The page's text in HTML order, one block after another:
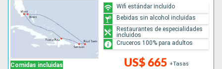
Comidas incluidas US$ 665 +Tasas
Wifi estándar incluido
Bebidas sin alcohol incluidas
Restaurantes de especialidades
incluidos
Cruceros 100% para adultos